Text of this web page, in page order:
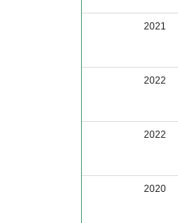
2021
2022
2022
2020